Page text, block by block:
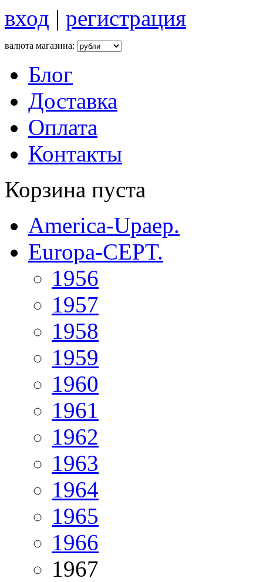
вход | регистрация
валюта магазина:
Блог
Доставка
Оплата
Контакты
Корзина пуста
America-Upaep.
Europa-CEPT.
1956
1957
1958
1959
1960
1961
1962
1963
1964
1965
1966
1967